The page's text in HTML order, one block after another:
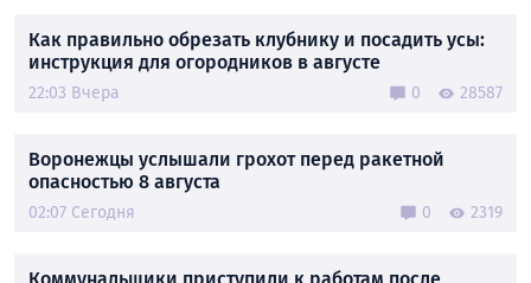
Как правильно обрезать клубнику и посадить усы:
инструкция для огородников в августе
22:03 Вчера 0 28587
Воронежцы услышали грохот перед ракетной
опасностью 8 августа
02:07 Сегодня 0 2319